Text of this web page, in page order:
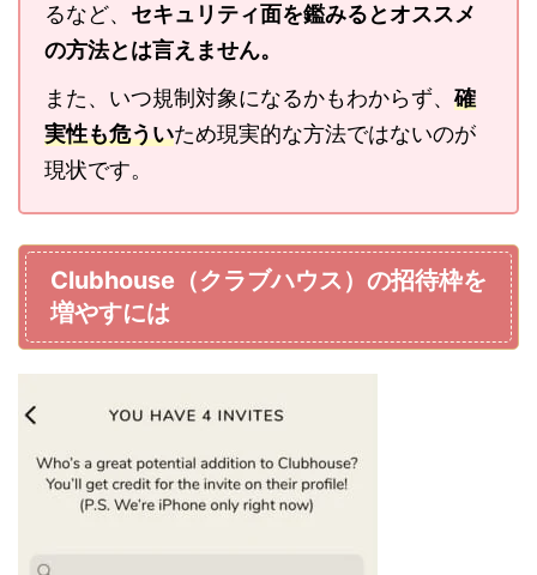
るなど、 セキュリティ面を鑑みるとオススメ
の方法とは言えません。
また、いつ規制対象になるかもわからず、確
実性も危ういため現実的な方法ではないのが
現状です。
Clubhouse（クラブハウス）の招待枠を
増やすには